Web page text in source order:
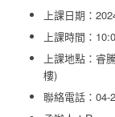
上課日期：
上課時間：
上課地點：睿
樓)
聯絡電話：04-